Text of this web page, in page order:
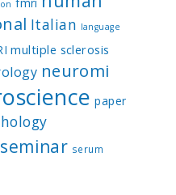
Italian language
multiple sclerosis
neuromi
paper
seminar serum